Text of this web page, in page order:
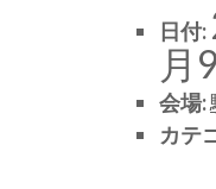
日付:
月
会場:
カテ